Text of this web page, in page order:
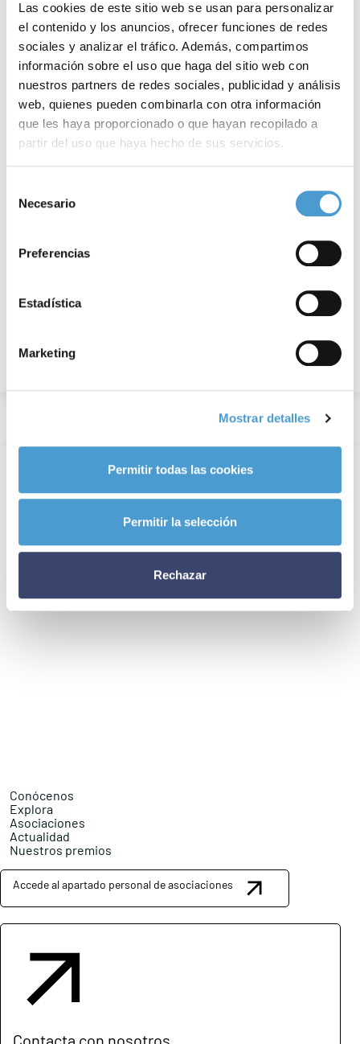
Las cookies de este sitio web se usan para personalizar
el contenido y los anuncios, ofrecer funciones de redes
sociales y analizar el tráfico. Además, compartimos
información sobre el uso que haga del sitio web con
nuestros partners de redes sociales, publicidad y análisis
web, quienes pueden combinarla con otra información
que les haya proporcionado o que hayan recopilado a
partir del uso que haya hecho de sus servicios.
de cookies
Necesario
Preferencias
Estadística
Marketing
Mostrar detalles
Permitir todas las cookies
Permitir la selección
Rechazar
14 FEBRERO, 2024 DE INTERÉS
Conócenos
Explora
Asociaciones
Actualidad
Nuestros premios
Accede al apartado personal de asociaciones